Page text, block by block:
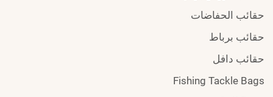
حقائب الحفاضات
حقائب برباط
حقائب دافل
Fishing Tackle Bags